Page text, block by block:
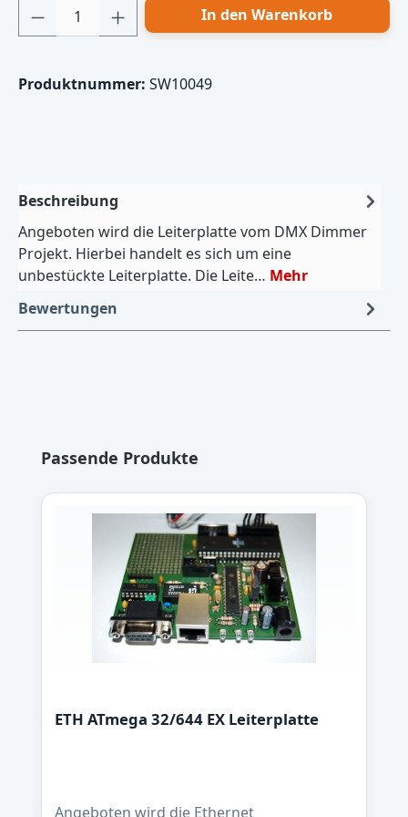
Produkt Anzahl: Gib den gewünschten
In den Warenkorb
Produktnummer: SW10049
Beschreibung
Angeboten wird die Leiterplatte vom DMX Dimmer
Projekt. Hierbei handelt es sich um eine
unbestückte Leiterplatte. Die Leite… Mehr
Bewertungen
Produktgalerie überspringen
Passende Produkte
ETH ATmega 32/644 EX Leiterplatte
Angeboten wird die Ethernet